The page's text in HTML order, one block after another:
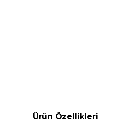
Ürün Özellikleri